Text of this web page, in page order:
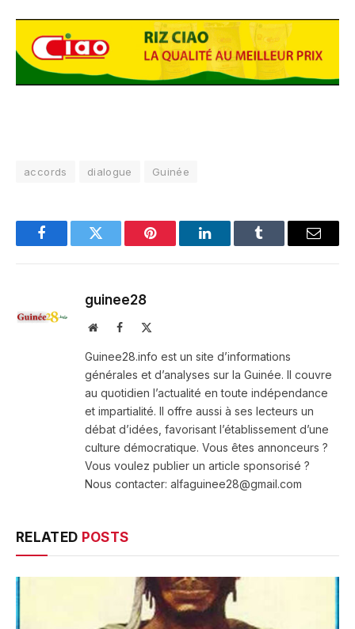
accords dialogue Guinée
FacebookTwitter Pinterest LinkedInTumblr Email
guinee28
WebsiteFacebook
Guinee28.info est un site d’informations
générales et d’analyses sur la Guinée. Il couvre
au quotidien l’actualité en toute indépendance
et impartialité. Il offre aussi à ses lecteurs un
débat d’idées, favorisant l’établissement d’une
culture démocratique. Vous êtes annonceurs ?
Vous voulez publier un article sponsorisé ?
Nous contacter: alfaguinee28@gmail.com
RELATED POSTS